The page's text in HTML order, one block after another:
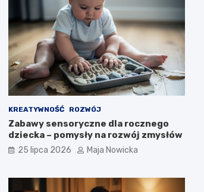
KREATYWNOŚĆ ROZWÓJ
Zabawy sensoryczne dla rocznego
dziecka – pomysły na rozwój zmysłów
25 lipca 2026 Maja Nowicka